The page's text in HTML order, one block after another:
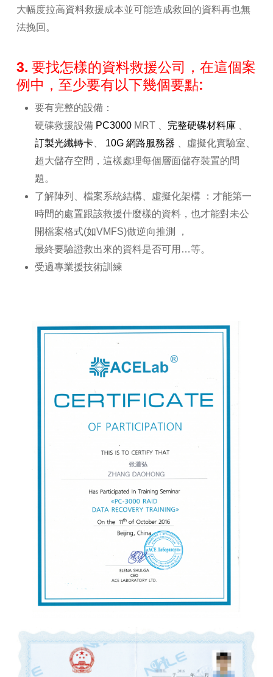
大幅度拉高資料救援成本並可能造成救回的資料再也無
法挽回。
3. 要找怎樣的資料救援公司，在這個案
例中，至少要有以下幾個要點:
要有完整的設備：
硬碟救援設備PC3000MRT 、 完整硬碟材料庫
訂製光纖轉卡、 10G 網路服務器 、虛擬化實驗室、
超大儲存空間，這樣處理每個層面儲存裝置的問
題。
了解陣列、檔案系統結構、虛擬化架構 ：才能第一
時間的處置跟該救援什麼樣的資料，也才能對未公
開檔案格式(如VMFS)做逆向推測 ，
最終要驗證救出來的資料是否可用…等。
受過專業援技術訓練